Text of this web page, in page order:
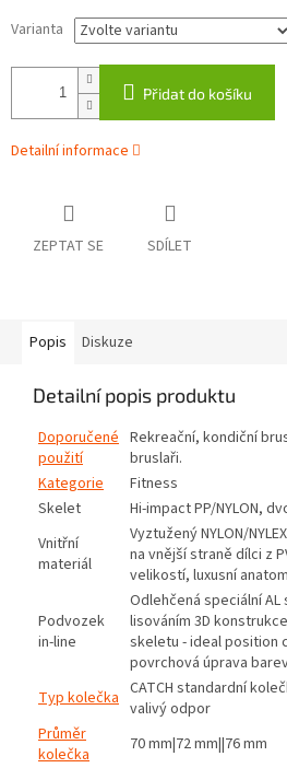
Varianta
Přidat do košíku
Detailní informace
ZEPTAT SE SDÍLET
Popis Diskuze
Detailní popis produktu
Doporučené
použití
Rekreační, kondiční
bruslaři.
Kategorie
Fitness
Skelet
Hi-impact PP/NYLON,
Vnitřní
materiál
Vyztužený NYLON/
na vnější straně dílci z
velikostí, luxusní
Podvozek
in-line
Odlehčená speciální
lisováním 3D
skeletu - ideal position
povrchová úprava
Typ kolečka CATCH standardní
valivý odpor
Průměr
kolečka
70 mm|72 mm||76 mm